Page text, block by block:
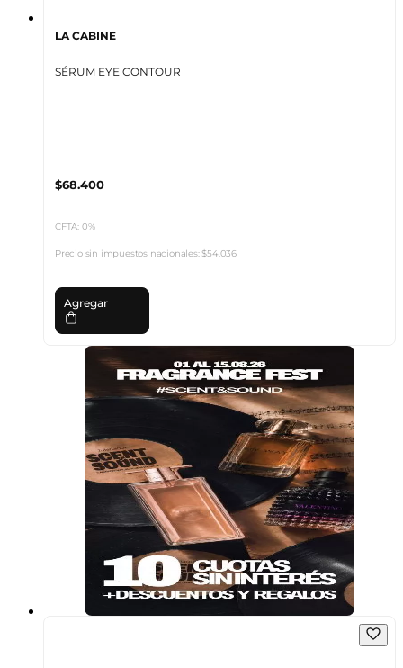
LA CABINE
SÉRUM EYE CONTOUR
$68.400
CFTA: 0%
Precio sin impuestos nacionales:$54.036
Agregar